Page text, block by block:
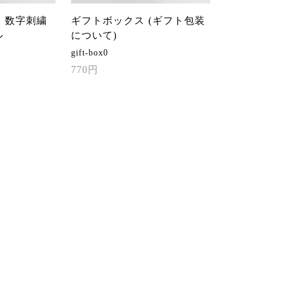
数字刺繍
ギフトボックス (ギフト包装
について)
gift-box0
770円